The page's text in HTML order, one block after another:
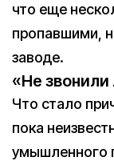
что еще
пропавшими,
заводе.
«Не
Что стало
пока
умышленного